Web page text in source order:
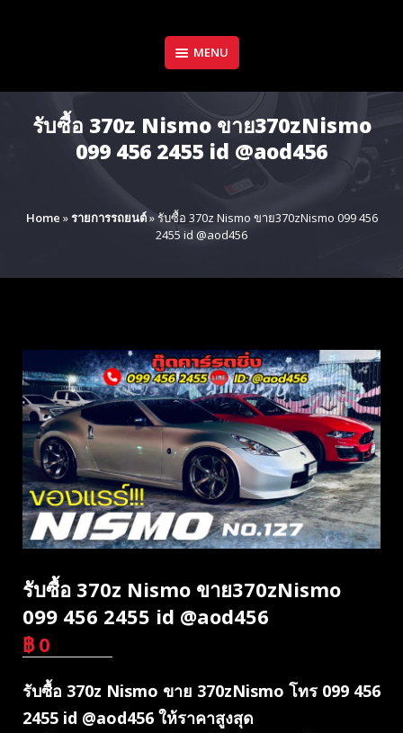
MENU
รับซื้อ 370z Nismo ขาย370zNismo
099 456 2455 id @aod456
Home »รายการรถยนต์»รับซื้อ 370z Nismo ขาย370zNismo 099 456
2455 id @aod456
รับซื้อ 370z Nismo ขาย370zNismo
099 456 2455 id @aod456
฿ 0
รับซื้อ 370z Nismo ขาย 370zNismo โทร 099 456
2455 id @aod456 ให้ราคาสูงสุด